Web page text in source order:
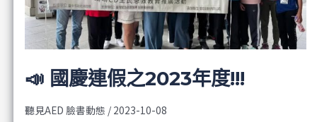
📣 國慶連假之2023年度!!!
聽見AED 臉書動態 / 2023-10-08